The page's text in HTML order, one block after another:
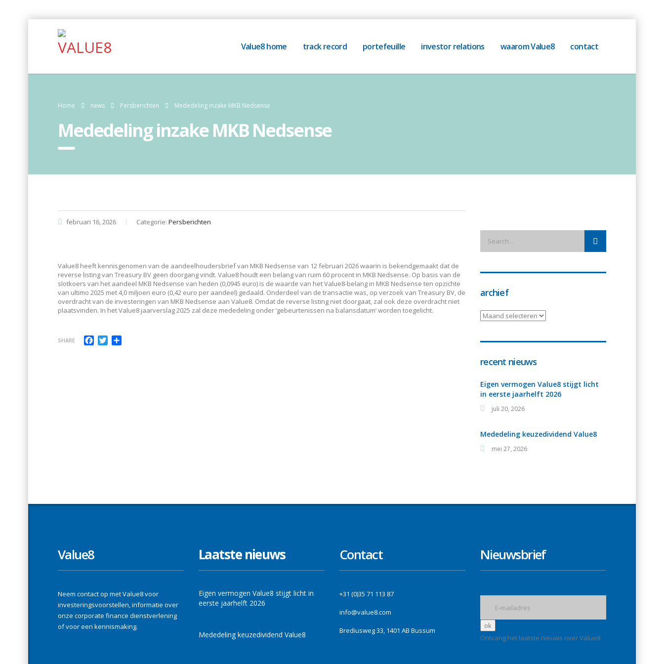
Value8 home track record portefeuille investor relations waarom Value8 contact
Home news Persberichten Mededeling inzake MKB Nedsense
Mededeling inzake MKB Nedsense
februari 16, 2026 Categorie: Persberichten
Value8 heeft kennisgenomen van de aandeelhoudersbrief van MKB Nedsense van 12 februari 2026 waarin is bekendgemaakt dat de
reverse listing van Treasury BV geen doorgang vindt. Value8 houdt een belang van ruim 60 procent in MKB Nedsense. Op basis van de
slotkoers van het aandeel MKB Nedsense van heden (0,0945 euro) is de waarde van het Value8-belang in MKB Nedsense ten opzichte
van ultimo 2025 met 4,0 miljoen euro (0,42 euro per aandeel) gedaald. Onderdeel van de transactie was, op verzoek van Treasury BV, de
overdracht van de investeringen van MKB Nedsense aan Value8. Omdat de reverse listing niet doorgaat, zal ook deze overdracht niet
plaatsvinden. In het Value8 jaarverslag 2025 zal deze mededeling onder ‘gebeurtenissen na balansdatum’ worden toegelicht.
SHARE Facebook
Twitter
archief
archief
recent nieuws
Eigen vermogen Value8 stijgt licht
in eerste jaarhelft 2026
juli 20, 2026
Mededeling keuzedividend Value8
mei 27, 2026
Value8
Neem contact op met Value8 voor
investeringsvoorstellen, informatie over
onze corporate finance dienstverlening
of voor een kennismaking.
Laatste nieuws
Eigen vermogen Value8 stijgt licht in
eerste jaarhelft 2026
Mededeling keuzedividend Value8
Contact
+31 (0)35 71 113 87
info@value8.com
Brediusweg 33, 1401 AB Bussum
Nieuwsbrief
Ontvang het laatste nieuws over Value8